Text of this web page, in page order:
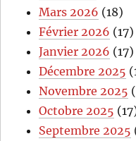
Mars 2026 (18)
Février 2026 (17)
Janvier 2026 (17)
Décembre 2025
Novembre 2025
Octobre 2025
Septembre 2025